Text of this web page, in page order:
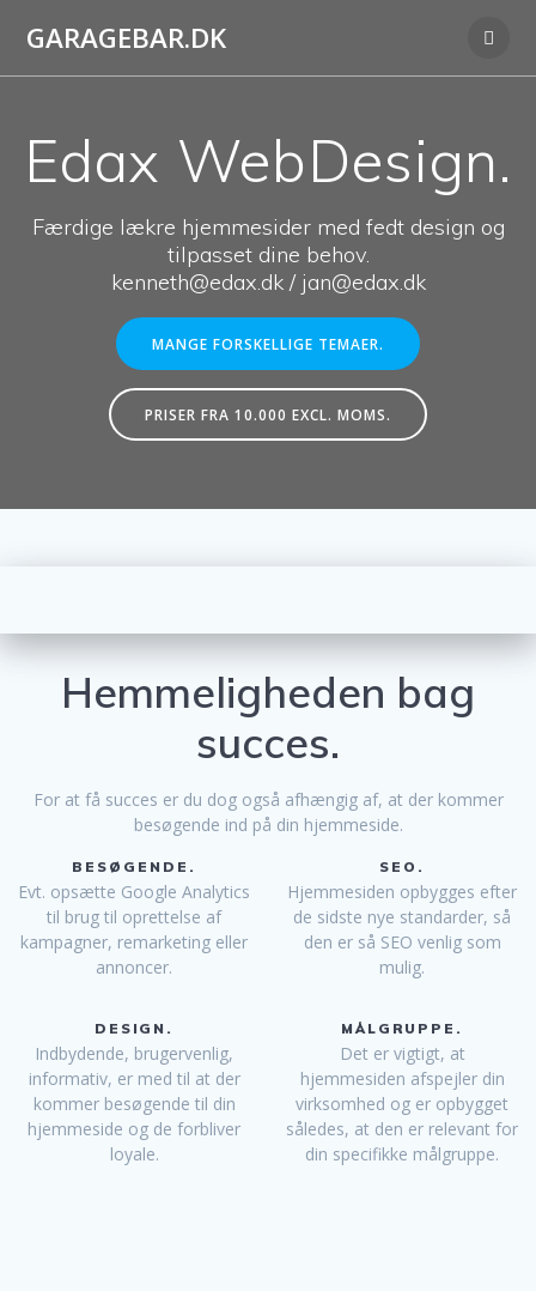
GARAGEBAR.DK
Edax WebDesign.
Færdige lækre hjemmesider med fedt design og
tilpasset dine behov.
kenneth@edax.dk / jan@edax.dk
MANGE FORSKELLIGE TEMAER.
PRISER FRA 10.000 EXCL. MOMS.
Hemmeligheden bag
succes.
For at få succes er du dog også afhængig af, at der kommer
besøgende ind på din hjemmeside.
BESØGENDE.
Evt. opsætte Google Analytics
til brug til oprettelse af
kampagner, remarketing eller
annoncer.
SEO.
Hjemmesiden opbygges efter
de sidste nye standarder, så
den er så SEO venlig som
mulig.
DESIGN.
Indbydende, brugervenlig,
informativ, er med til at der
kommer besøgende til din
hjemmeside og de forbliver
loyale.
MÅLGRUPPE.
Det er vigtigt, at
hjemmesiden afspejler din
virksomhed og er opbygget
således, at den er relevant for
din specifikke målgruppe.